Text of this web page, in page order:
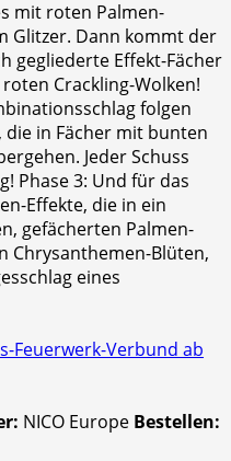
mit roten Palmen-
Glitzer. Dann kommt der
gegliederte Effekt-Fächer
Crackling-Wolken!
folgen
in Fächer mit bunten
Jeder Schuss
Phase 3: Und für das
Effekte, die in ein
gefächerten Palmen-
Chrysanthemen-Blüten,
eines
NICO Europe Bestellen: